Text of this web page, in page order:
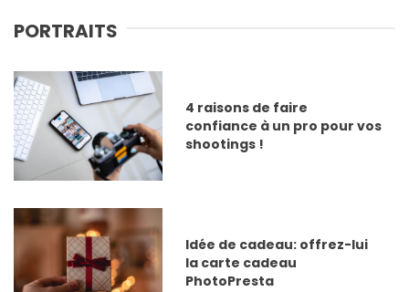
PORTRAITS
4 raisons de faire
confiance à un pro pour vos
shootings !
Idée de cadeau: offrez-lui
la carte cadeau
PhotoPresta